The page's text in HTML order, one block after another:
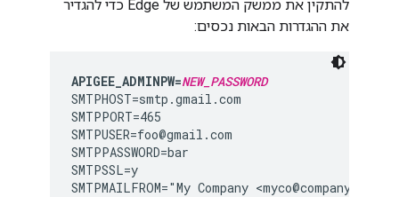
להתקין את ממשק המשתמש של Edge כדי להגדיר
את ההגדרות הבאות נכסים:
APIGEE_ADMINPW=NEW_PASSWORD
SMTPHOST=smtp.gmail.com
SMTPPORT=465
SMTPUSER=foo@gmail.com
SMTPPASSWORD=bar
SMTPSSL=y
SMTPMAILFROM="My Company <myco@company.com>"